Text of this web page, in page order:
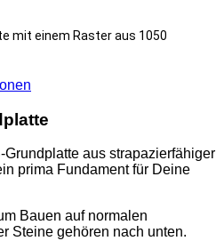
mit einem Raster aus 1050
aus strapazierfähiger
prima Fundament für Deine
Bauen auf normalen
Steine gehören nach unten.